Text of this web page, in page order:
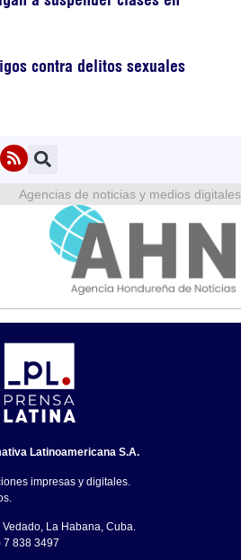
contra delitos sexuales
Agencias de noticias y medios digitales
Latinoamericana S.A.
impresas y digitales.
La Habana, Cuba.
7 838 3497